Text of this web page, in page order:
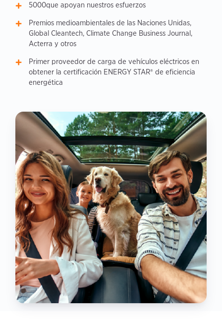
5000que apoyan nuestros esfuerzos
Premios medioambientales de las Naciones Unidas,
Global Cleantech, Climate Change Business Journal,
Acterra y otros
Primer proveedor de carga de vehículos eléctricos en
obtener la certificación ENERGY STAR® de eficiencia
energética